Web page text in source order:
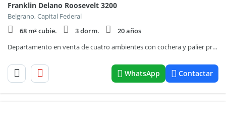
Franklin Delano Roosevelt 3200
Belgrano, Capital Federal
68 m² cubie.
3 dorm.
20 años
Departamento en venta de cuatro ambientes con cochera y palier privado en Belgrano.
WhatsApp Contactar